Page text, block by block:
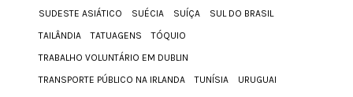
SUDESTE ASIÁTICO
SUÉCIA SUÍÇA
SUL DO BRASIL
TAILÂNDIA
TATUAGENS
TÓQUIO
TRABALHO VOLUNTÁRIO EM DUBLIN
TRANSPORTE PÚBLICO NA IRLANDA
TUNÍSIA
URUGUAI